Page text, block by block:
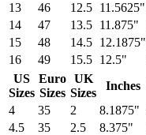
13
46 12.5 11.5625"
14
47 13.5 11.875"
15
48 14.5 12.1875"
16
49 15.5 12.5"
US
Sizes
Euro
Sizes
UK
Sizes
Inches
4
35 2 8.1875"
4.5
35 2.5 8.375"